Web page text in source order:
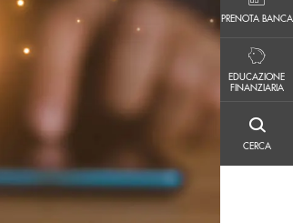
PRENOTA BANCA
PRENOTA BANCA
EDUCAZIONE
FINANZIARIA
CERCA
CERCA